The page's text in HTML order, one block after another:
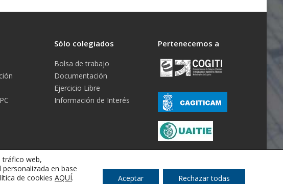
Sólo colegiados
Bolsa de trabajo
Documentación
Ejercicio Libre
Información de Interés
Pertenecemos a
tráfico web,
en base
de cookies AQUÍ.
Aceptar Rechazar todas